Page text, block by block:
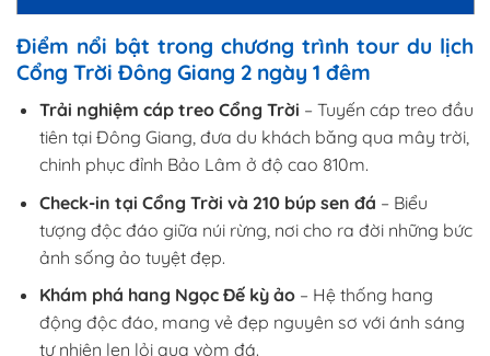
Điểm nổi bật trong chương trình tour du lịch
Cổng Trời Đông Giang 2 ngày 1 đêm
Trải nghiệm cáp treo Cổng Trời – Tuyến cáp treo đầu
tiên tại Đông Giang, đưa du khách băng qua mây trời,
chinh phục đỉnh Bảo Lâm ở độ cao 810m.
Check-in tại Cổng Trời và 210 búp sen đá – Biểu
tượng độc đáo giữa núi rừng, nơi cho ra đời những bức
ảnh sống ảo tuyệt đẹp.
Khám phá hang Ngọc Đế kỳ ảo– Hệ thống hang
động độc đáo, mang vẻ đẹp nguyên sơ với ánh sáng
tự nhiên len lỏi qua vòm đá.